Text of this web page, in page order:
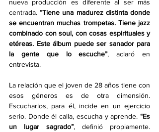
nueva producción es diferente al ser más
centrada. “Tiene una madurez distinta donde
se encuentran muchas trompetas. Tiene jazz
combinado con soul, con cosas espirituales y
etéreas. Este álbum puede ser sanador para
la gente que lo escuche”, aclaró en
entrevista.
La relación que el joven de 28 años tiene con
esos géneros es de otra dimensión.
Escucharlos, para él, incide en un ejercicio
serio. Donde él calla, escucha y aprende. “Es
un lugar sagrado”, definió propiamente.